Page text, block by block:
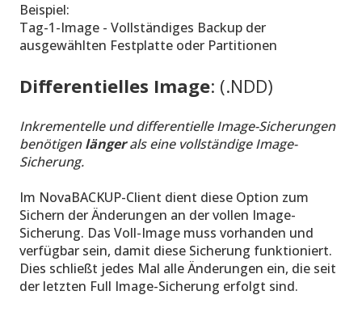
Beispiel:
Tag-1-Image - Vollständiges Backup der
ausgewählten Festplatte oder Partitionen
Differentielles Image: (.NDD)
Inkrementelle und differentielle Image-Sicherungen
benötigenlängerals eine vollständige Image-
Sicherung.
Im NovaBACKUP-Client dient diese Option zum
Sichern der Änderungen an der vollen Image-
Sicherung. Das Voll-Image muss vorhanden und
verfügbar sein, damit diese Sicherung funktioniert.
Dies schließt jedes Mal alle Änderungen ein, die seit
der letzten Full Image-Sicherung erfolgt sind.